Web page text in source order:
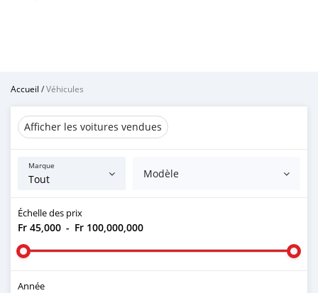
Accueil /Véhicules
Afficher les voitures vendues
Marque
Modèle
Échelle des prix
Fr 45,000 - Fr 100,000,000
Année